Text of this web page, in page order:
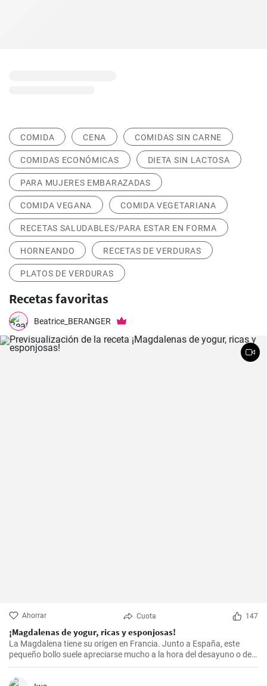
COMIDA CENA COMIDAS SIN CARNE
COMIDAS ECONÓMICAS DIETA SIN LACTOSA
PARA MUJERES EMBARAZADAS
COMIDA VEGANA COMIDA VEGETARIANA
RECETAS SALUDABLES/PARA ESTAR EN FORMA
HORNEANDO RECETAS DE VERDURAS
PLATOS DE VERDURAS
Recetas favoritas
Beatrice_BERANGER
Ahorrar Cuota 147
¡Magdalenas de yogur, ricas y esponjosas!
La Magdalena tiene su origen en Francia. Junto a España, este
pequeño bollo suele apreciarse mucho a la hora del desayuno o de
la merienda. ¡Con la receta que os propongo hoy, vuestras